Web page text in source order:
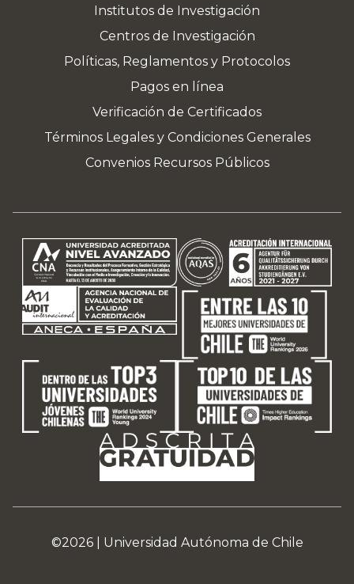
Institutos de Investigación
Centros de Investigación
Políticas, Reglamentos y Protocolos
Pagos en línea
Verificación de Certificados
Términos Legales y Condiciones Generales
Convenios Recursos Públicos
©2026 | Universidad Autónoma de Chile